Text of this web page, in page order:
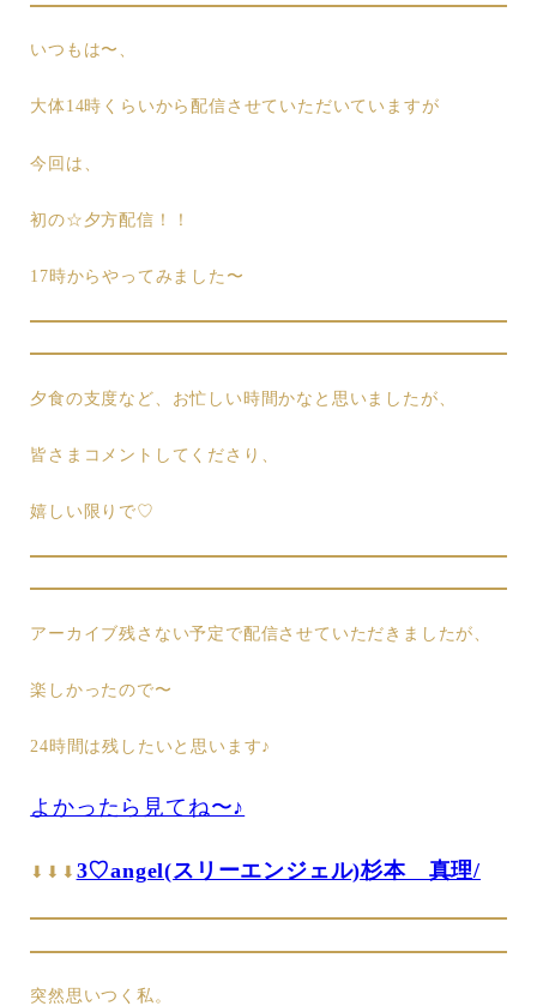
いつもは〜、
大体14時くらいから配信させていただいていますが
今回は、
初の☆夕方配信！！
17時からやってみました〜
夕食の支度など、お忙しい時間かなと思いましたが、
皆さまコメントしてくださり、
嬉しい限りで♡
アーカイブ残さない予定で配信させていただきましたが、
楽しかったので〜
24時間は残したいと思います♪
よかったら見てね〜♪
⬇︎⬇︎⬇︎ 3♡angel(スリーエンジェル)杉本 真理/
突然思いつく私。